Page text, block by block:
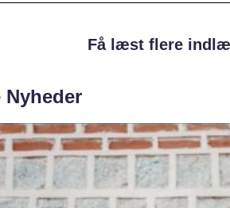
Få læst flere
Nyheder